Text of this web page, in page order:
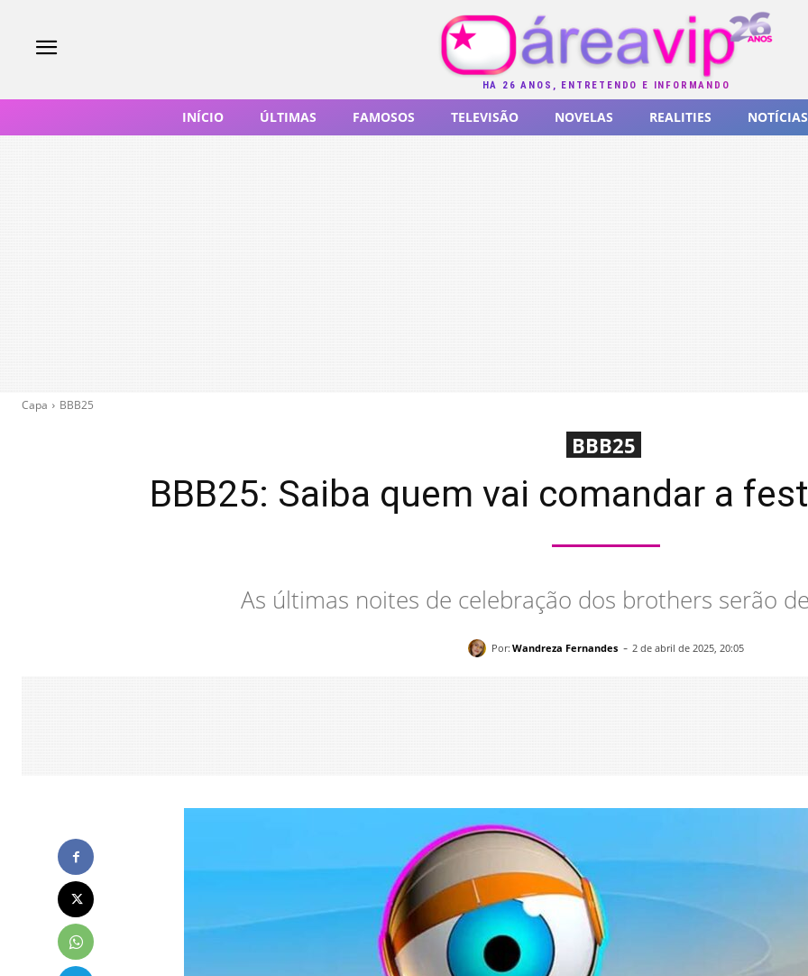
HÁ 26 ANOS, ENTRETENDO E INFORMANDO
INÍCIO ÚLTIMAS FAMOSOS TELEVISÃO NOVELAS REALITIES NOTÍCIAS
Capa BBB25
BBB25
BBB25: Saiba quem vai comandar a
As últimas noites de celebração dos brothers serão
Por: Wandreza Fernandes - 2 de abril de 2025, 20:05